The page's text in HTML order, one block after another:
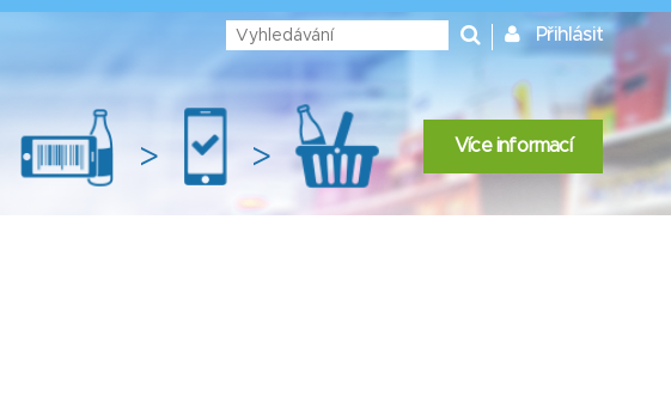
Přihlásit
> > Více informací